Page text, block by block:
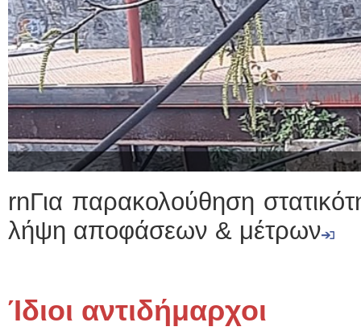
rnΓια παρακολούθηση
λήψη αποφάσεων & μέτρων
Ίδιοι αντιδήμαρχοι